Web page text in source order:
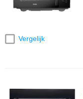
Vergelijk